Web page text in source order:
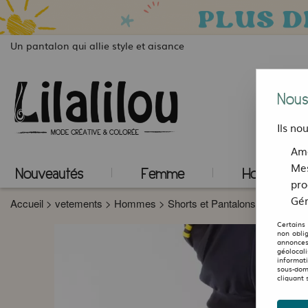
Un pantalon qui allie style et aisance
Nouveautés Femme Homme
Accueil > vetements > Hommes > Shorts et Pantalons
Ils
Certains
non
sous-
cliquant